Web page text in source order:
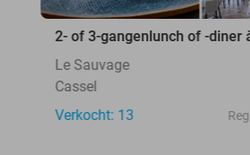
2- of 3-gangenlunch of -diner
Le Sauvage
Cassel
Verkocht: 13